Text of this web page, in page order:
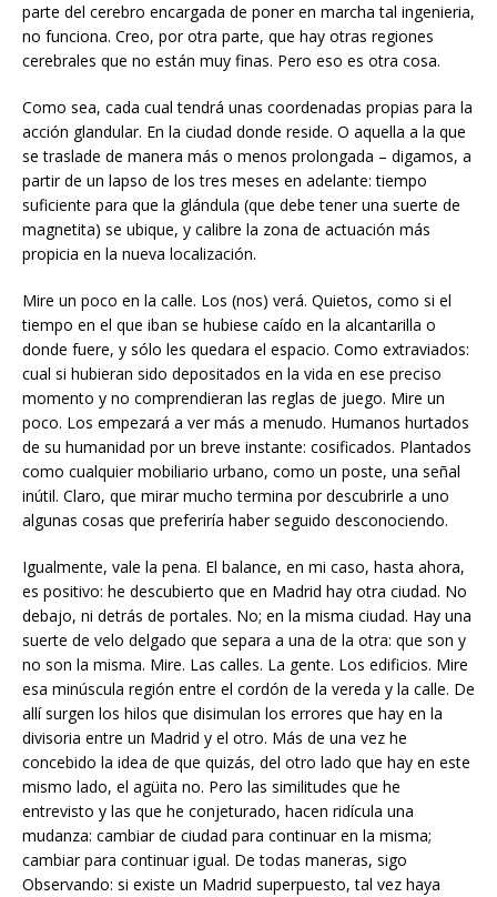
parte del cerebro encargada de poner en marcha tal ingenieria,
no funciona. Creo, por otra parte, que hay otras regiones
cerebrales que no están muy finas. Pero eso es otra cosa.
Como sea, cada cual tendrá unas coordenadas propias para la
acción glandular. En la ciudad donde reside. O aquella a la que
se traslade de manera más o menos prolongada – digamos, a
partir de un lapso de los tres meses en adelante: tiempo
suficiente para que la glándula (que debe tener una suerte de
magnetita) se ubique, y calibre la zona de actuación más
propicia en la nueva localización.
Mire un poco en la calle. Los (nos) verá. Quietos, como si el
tiempo en el que iban se hubiese caído en la alcantarilla o
donde fuere, y sólo les quedara el espacio. Como extraviados:
cual si hubieran sido depositados en la vida en ese preciso
momento y no comprendieran las reglas de juego. Mire un
poco. Los empezará a ver más a menudo. Humanos hurtados
de su humanidad por un breve instante: cosificados. Plantados
como cualquier mobiliario urbano, como un poste, una señal
inútil. Claro, que mirar mucho termina por descubrirle a uno
algunas cosas que preferiría haber seguido desconociendo.
Igualmente, vale la pena. El balance, en mi caso, hasta ahora,
es positivo: he descubierto que en Madrid hay otra ciudad. No
debajo, ni detrás de portales. No; en la misma ciudad. Hay una
suerte de velo delgado que separa a una de la otra: que son y
no son la misma. Mire. Las calles. La gente. Los edificios. Mire
esa minúscula región entre el cordón de la vereda y la calle. De
allí surgen los hilos que disimulan los errores que hay en la
divisoria entre un Madrid y el otro. Más de una vez he
concebido la idea de que quizás, del otro lado que hay en este
mismo lado, el agüita no. Pero las similitudes que he
entrevisto y las que he conjeturado, hacen ridícula una
mudanza: cambiar de ciudad para continuar en la misma;
cambiar para continuar igual. De todas maneras, sigo
Observando: si existe un Madrid superpuesto, tal vez haya